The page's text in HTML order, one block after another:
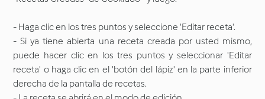
- Haga clic en los tres puntos y seleccione 'Editar receta'.
- Si ya tiene abierta una receta creada por usted mismo,
puede hacer clic en los tres puntos y seleccionar 'Editar
receta' o haga clic en el 'botón del lápiz' en la parte inferior
derecha de la pantalla de recetas.